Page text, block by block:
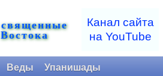
Канал сайта
на YouTube
Веды
Упанишады